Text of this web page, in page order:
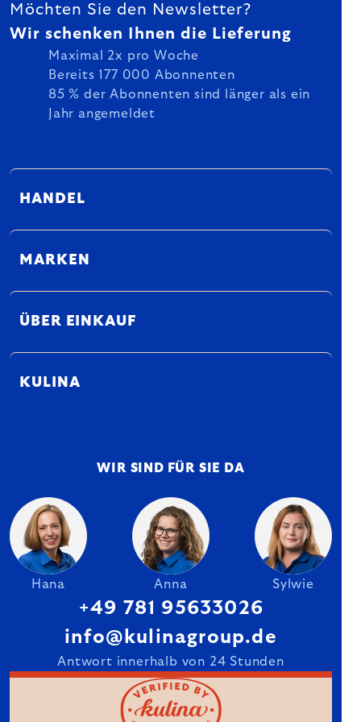
Möchten Sie den Newsletter?
Wir schenken Ihnen die Lieferung
Maximal 2x pro Woche
Bereits 177 000 Abonnenten
85 % der Abonnenten sind länger als ein
Jahr angemeldet
HANDEL
MARKEN
ÜBER EINKAUF
KULINA
WIR SIND FÜR SIE DA
Hana Anna Sylwie
+49 781 95633026
info@kulinagroup.de
Antwort innerhalb von 24 Stunden